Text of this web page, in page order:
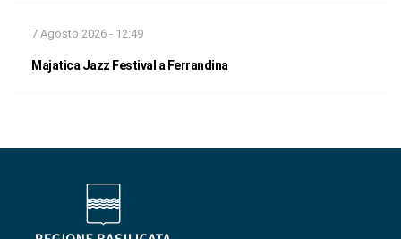
7 Agosto 2026 - 12:49
Majatica Jazz Festival a Ferrandina